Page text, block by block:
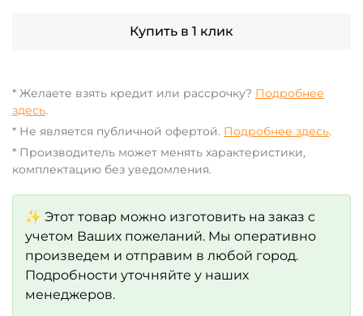
Купить в 1 клик
* Желаете взять кредит или рассрочку? Подробнее
здесь.
* Не является публичной офертой. Подробнее здесь.
* Производитель может менять характеристики,
комплектацию без уведомления.
✨ Этот товар можно изготовить на заказ с
учетом Ваших пожеланий. Мы оперативно
произведем и отправим в любой город.
Подробности уточняйте у наших
менеджеров.